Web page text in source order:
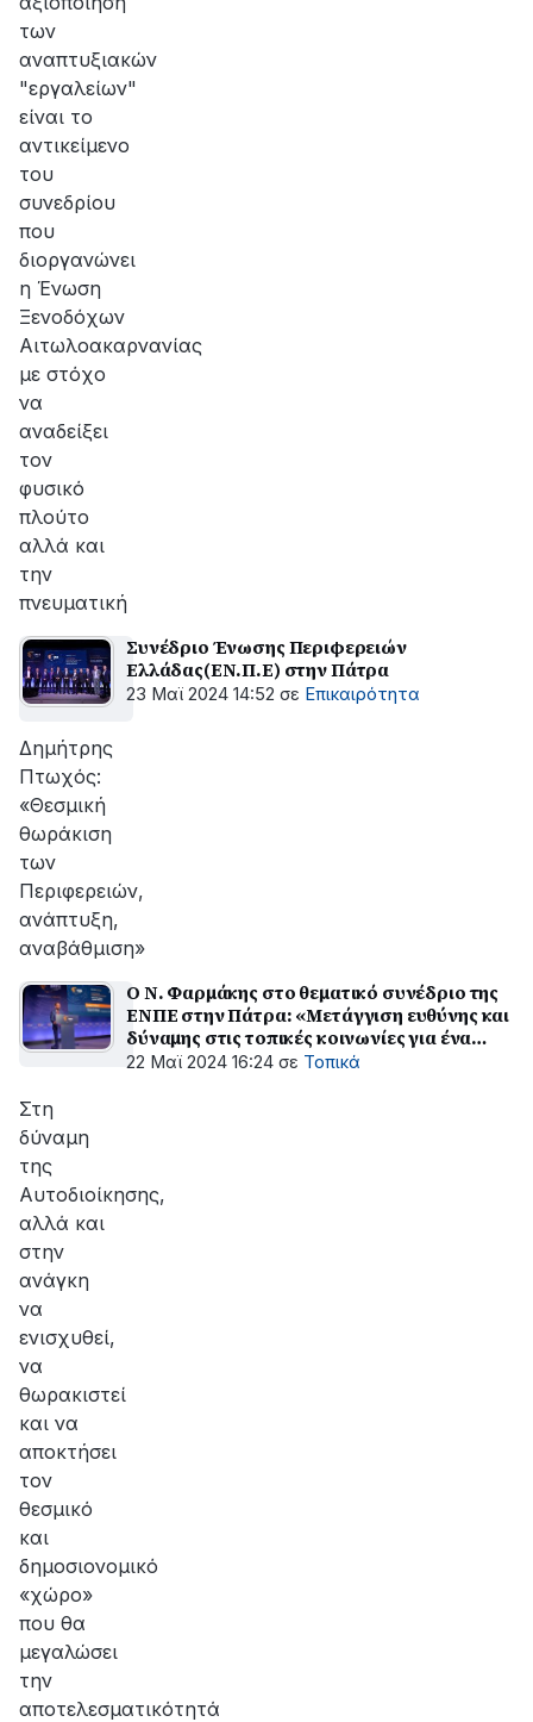
των
αναπτυξιακών
"εργαλείων"
είναι το
αντικείμενο
του
συνεδρίου
που
διοργανώνει
η Ένωση
Ξενοδόχων
Αιτωλοακαρνανίας
με στόχο
να
αναδείξει
τον
φυσικό
πλούτο
αλλά και
την
πνευματική
Συνέδριο Ένωσης Περιφερειών
Ελλάδας(ΕΝ.Π.Ε) στην Πάτρα
23 Μαϊ 2024 14:52 σε Επικαιρότητα
Δημήτρης
Πτωχός:
«Θεσμική
θωράκιση
των
Περιφερειών,
ανάπτυξη,
αναβάθμιση»
Ο Ν. Φαρμάκης στο θεματικό συνέδριο της
ΕΝΠΕ στην Πάτρα: «Μετάγγιση ευθύνης και
δύναμης στις τοπικές κοινωνίες για ένα
καλύτερο κράτος»
22 Μαϊ 2024 16:24 σε Τοπικά
Στη
δύναμη
της
Αυτοδιοίκησης,
αλλά και
στην
ανάγκη
να
ενισχυθεί,
να
θωρακιστεί
και να
αποκτήσει
τον
θεσμικό
και
δημοσιονομικό
«χώρο»
που θα
μεγαλώσει
την
αποτελεσματικότητά